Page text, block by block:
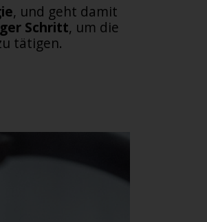
, und geht damit
Schritt, um die
tätigen.